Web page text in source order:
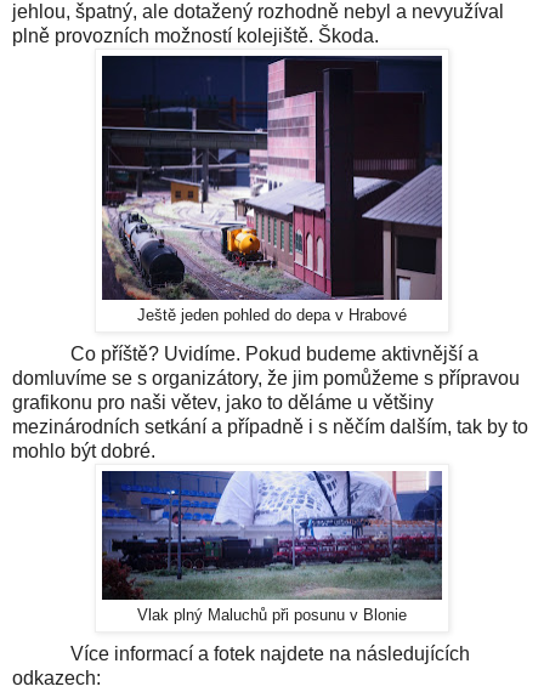
jehlou, špatný, ale dotažený rozhodně nebyl a nevyužíval
plně provozních možností kolejiště. Škoda.
Ještě jeden pohled do depa v Hrabové
Co příště? Uvidíme. Pokud budeme aktivnější a
domluvíme se s organizátory, že jim pomůžeme s přípravou
grafikonu pro naši větev, jako to děláme u většiny
mezinárodních setkání a případně i s něčím dalším, tak by to
mohlo být dobré.
Vlak plný Maluchů při posunu v Blonie
Více informací a fotek najdete na následujících
odkazech: